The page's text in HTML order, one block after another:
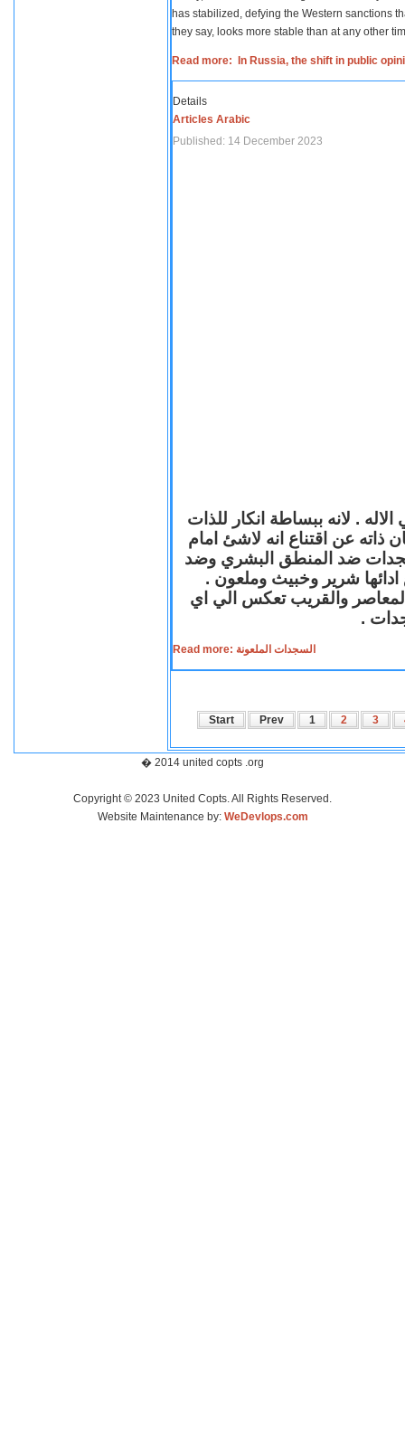
has stabilized, defying the Western sanctions
they say, looks more stable than at any other
Read more: In Russia, the shift in public
Details
Articles Arabic
Published: 14 December 2023
. لانه ببساطة انكار للذات
ذاته عن اقتناع انه لاشئ امام
ضد المنطق البشري وضد
ادائها شرير وخبيث وملعون .
المعاصر والقريب تعكس الي اي
.
Read more: السجدات الملعونة
Start Prev 1 2 3
� 2014 united copts .org
Copyright © 2023 United Copts. All Rights Reserved.
Website Maintenance by: WeDevlops.com